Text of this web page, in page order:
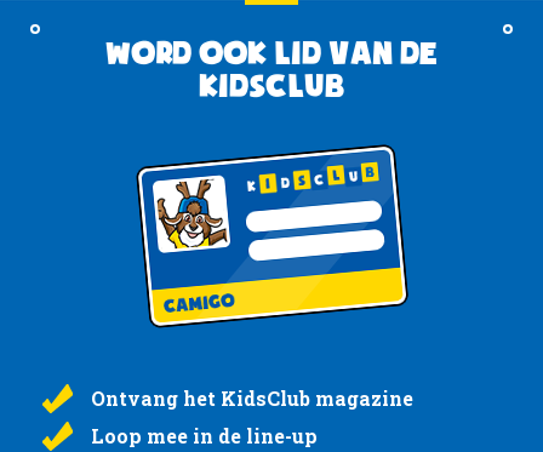
Word ook lid van de
KidsClub
Ontvang het KidsClub magazine
Loop mee in de line-up